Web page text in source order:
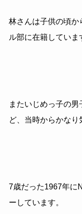
林さんは子供の頃か
ル部に在籍していま
またいじめっ子の
ど、当時からかなり
7歳だった1967年に
ーしています。